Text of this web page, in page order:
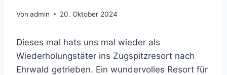
Von admin 20. Oktober 2024
Dieses mal hats uns mal wieder als
Wiederholungstäter ins Zugspitzresort nach
Ehrwald getrieben. Ein wundervolles Resort für